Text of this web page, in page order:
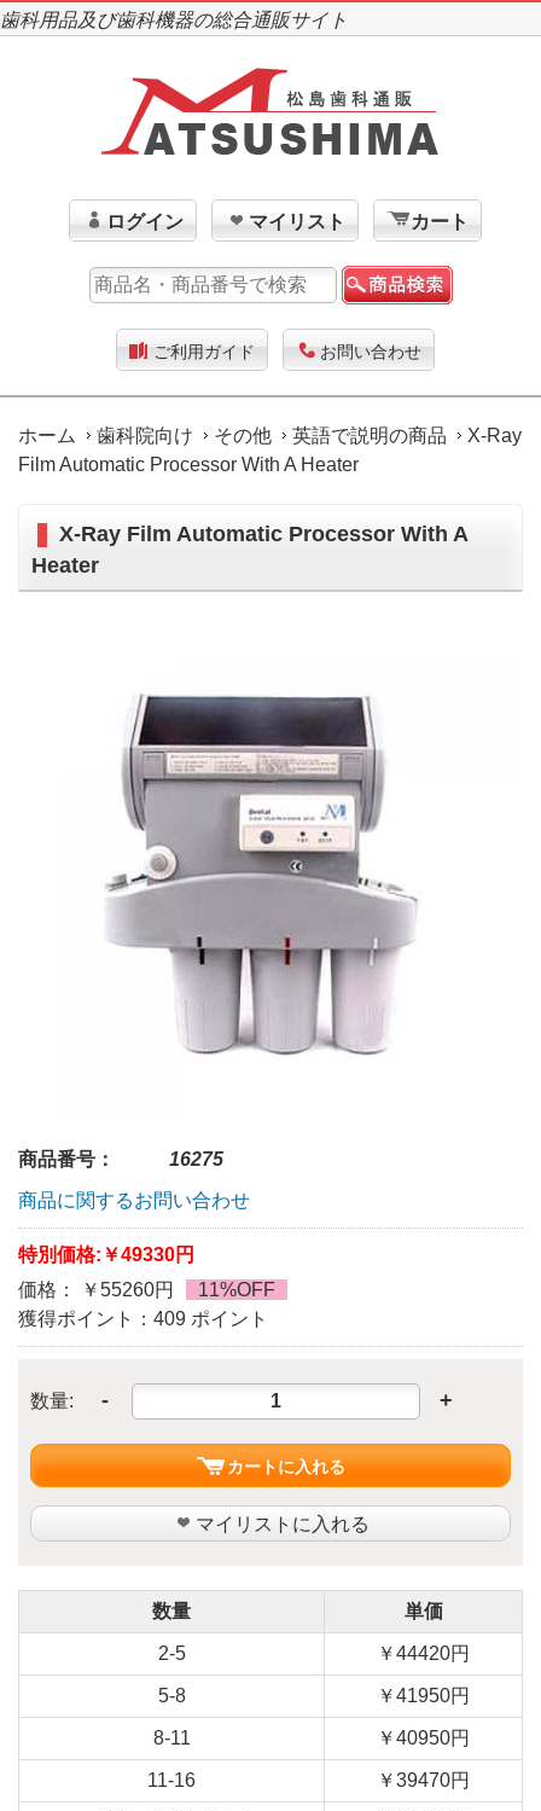
歯科用品及び歯科機器の総合通販サイト
ログイン マイリスト カート
ご利用ガイド お問い合わせ
ホーム 歯科院向け その他 英語で説明の商品
X-Ray
Film Automatic Processor With A Heater
X-Ray Film Automatic Processor With A
Heater
商品番号：
16275
商品に関するお問い合わせ
特別価格: ￥49330円
価格： ￥55260円
11%OFF
獲得ポイント：409 ポイント
数量: - +
カートに入れる
マイリストに入れる
数量 単価
2-5 ￥44420円
5-8 ￥41950円
8-11 ￥40950円
11-16 ￥39470円